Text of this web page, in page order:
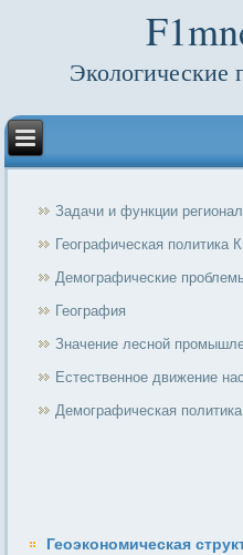
Экологические
Задачи и функции
Географическая политика
Демографические
География
Значение лесной
Естественное движение
Демографическая
Геоэкономическая